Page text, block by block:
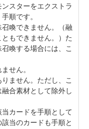
スターをエクストラ
順です。
喚できません。（融
もできません。）た
喚する場合には、こ
せん。
ません。ただし、こ
合素材として除外し
カードを手順として
当のカードも手順と